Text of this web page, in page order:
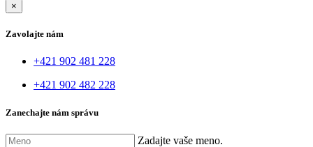
×
Zavolajte nám
+421 902 481 228
+421 902 482 228
Zanechajte nám správu
Zadajte vaše meno.